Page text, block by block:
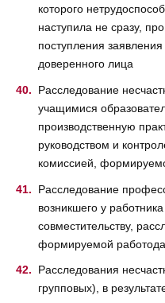
которого
наступила не сразу,
поступления
доверенного лица
Расследование
учащимися
производственную
руководством и
комиссией,
Расследование
возникшего у
совместительству,
формируемой
Расследования
групповых), в